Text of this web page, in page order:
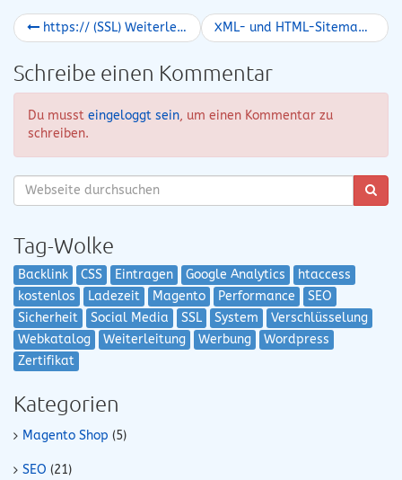
https:// (SSL) Weiterleitung mit .htaccess Datei XML- und HTML-Sitemap
Schreibe einen Kommentar
Du musst eingeloggt sein, um einen Kommentar zu
schreiben.
Tag-Wolke
Backlink CSS Eintragen Google Analytics
htaccess
kostenlos
Ladezeit Magento Performance
SEO
Sicherheit
Social Media SSL System
Verschlüsselung
Webkatalog
Weiterleitung Werbung
Wordpress
Zertifikat
Kategorien
Magento Shop (5)
SEO (21)